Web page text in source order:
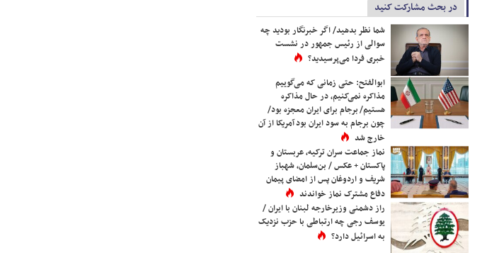
در بحث مشارکت کنید
شما نظر بدهید/ اگر خبرنگار بودید چه
سوالی از رئیس جمهور در نشست
خبری فردا می‌پرسیدید؟
ابوالفتح: حتی زمانی که می‌گوییم
مذاکره نمی‌کنیم، در حال مذاکره
هستیم/ برجام برای ایران معجزه بود/
چون برجام به سود ایران بود آمریکا از آن
خارج شد
نماز جماعت سران ترکیه، عربستان و
پاکستان + عکس / بن‌سلمان، شهباز
شریف و اردوغان پس از امضای پیمان
دفاع مشترک نماز خواندند
راز دشمنی وزیرخارجه لبنان با ایران /
یوسف رجی چه ارتباطی با حزب نزدیک
به اسرائیل دارد؟